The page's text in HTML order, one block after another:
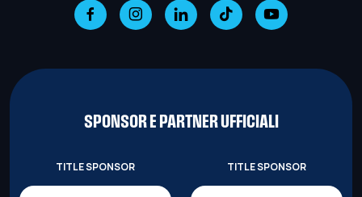
SPONSOR E PARTNER UFFICIALI
TITLE SPONSOR TITLE SPONSOR